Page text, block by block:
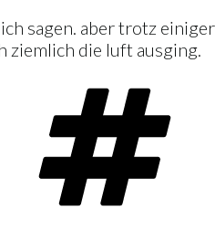
sagen. aber trotz
ziemlich die luft ausging.